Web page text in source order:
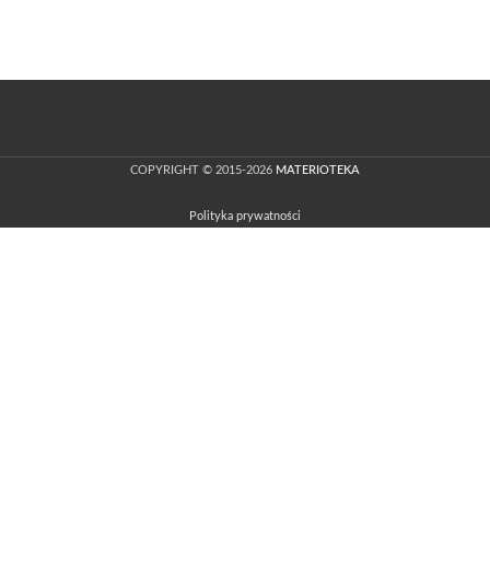
COPYRIGHT © 2015-2026 MATERIOTEKA
Polityka prywatności